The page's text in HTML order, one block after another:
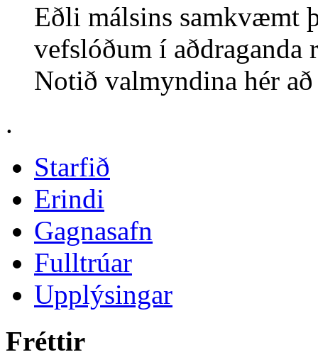
Eðli málsins samkvæmt
vefslóðum í aðdraganda
Notið valmyndina hér
.
Starfið
Erindi
Gagnasafn
Fulltrúar
Upplýsingar
Fréttir